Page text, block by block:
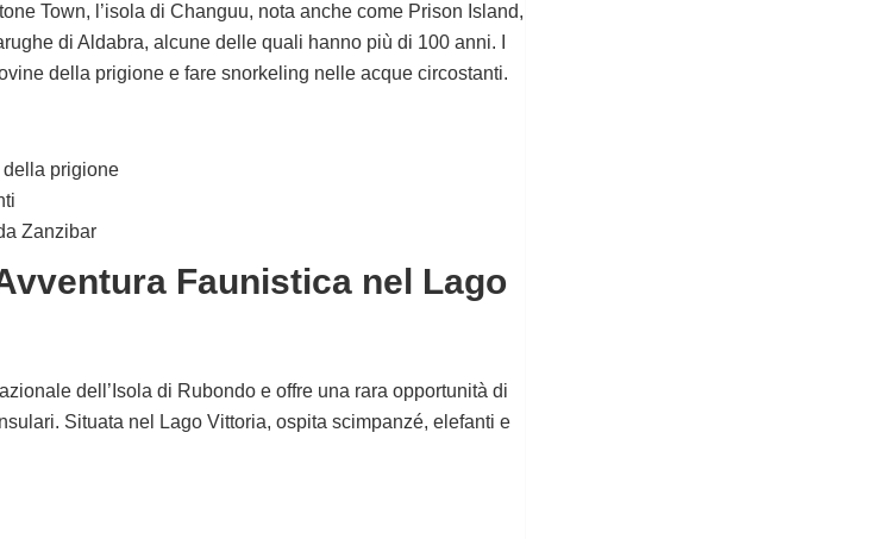
Town, l’isola di Changuu, nota anche come Prison Island,
di Aldabra, alcune delle quali hanno più di 100 anni. I
della prigione e fare snorkeling nelle acque circostanti.
della prigione
Zanzibar
Faunistica nel Lago
dell’Isola di Rubondo e offre una rara opportunità di
Situata nel Lago Vittoria, ospita scimpanzé, elefanti e